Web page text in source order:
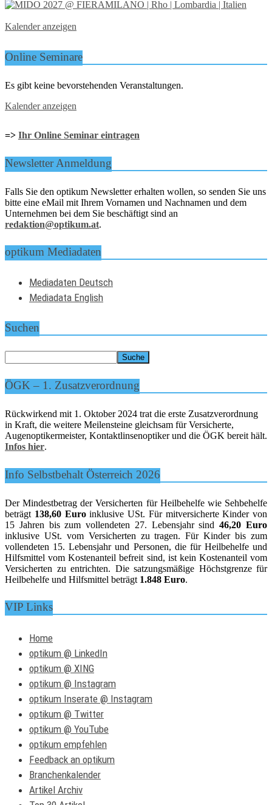
Kalender anzeigen
Online Seminare
Es gibt keine bevorstehenden Veranstaltungen.
Kalender anzeigen
=> Ihr Online Seminar eintragen
Newsletter Anmeldung
Falls Sie den optikum Newsletter erhalten wollen, so senden Sie uns
bitte eine eMail mit Ihrem Vornamen und Nachnamen und dem
Unternehmen bei dem Sie beschäftigt sind an
redaktion@optikum.at.
optikum Mediadaten
Mediadaten Deutsch
Mediadata English
Suchen
ÖGK – 1. Zusatzverordnung
Rückwirkend mit 1. Oktober 2024 trat die erste Zusatzverordnung
in Kraft, die weitere Meilensteine gleichsam für Versicherte,
Augenoptikermeister, Kontaktlinsenoptiker und die ÖGK bereit hält.
Infos hier.
Info Selbstbehalt Österreich 2026
Der Mindestbetrag der Versicherten für Heilbehelfe wie Sehbehelfe
beträgt 138,60 Euroinklusive USt. Für mitversicherte Kinder von
15 Jahren bis zum vollendeten 27. Lebensjahr sind46,20 Euro
inklusive USt. vom Versicherten zu tragen. Für Kinder bis zum
vollendeten 15. Lebensjahr und Personen, die für Heilbehelfe und
Hilfsmittel vom Kostenanteil befreit sind, ist kein Kostenanteil vom
Versicherten zu entrichten. Die satzungsmäßige Höchstgrenze für
Heilbehelfe und Hilfsmittel beträgt 1.848 Euro.
VIP Links
Home
optikum @ LinkedIn
optikum @ XING
optikum @ Instagram
optikum Inserate @ Instagram
optikum @ Twitter
optikum @ YouTube
optikum empfehlen
Feedback an optikum
Branchenkalender
Artikel Archiv